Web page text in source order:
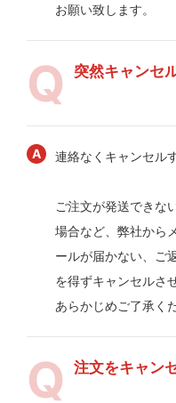
お願い致します。
突然キャンセ
連絡なくキャンセル
ご注文が発送できな
場合など、弊社から
ールが届かない、ご
を得ずキャンセルさ
あらかじめご了承く
注文をキャン